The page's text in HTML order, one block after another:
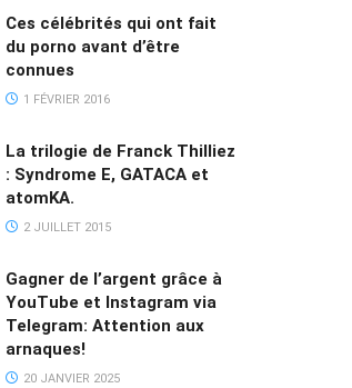
Ces célébrités qui ont fait
du porno avant d’être
connues
1 FÉVRIER 2016
La trilogie de Franck Thilliez
: Syndrome E, GATACA et
atomKA.
2 JUILLET 2015
Gagner de l’argent grâce à
YouTube et Instagram via
Telegram: Attention aux
arnaques!
20 JANVIER 2025